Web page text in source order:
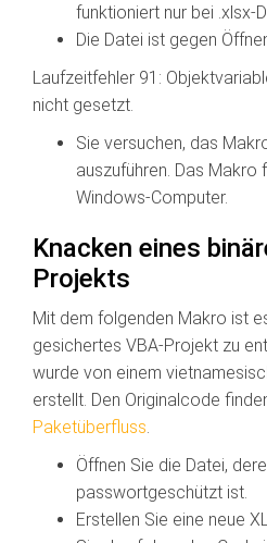
funktioniert nur bei .xlsx-
Die Datei ist gegen
Laufzeitfehler 91:
nicht gesetzt.
Sie versuchen, das
auszuführen. Das Makro
Windows-Computer.
Knacken eines
Projekts
Mit dem folgenden Makro ist
gesichertes VBA-Projekt zu
wurde von einem
erstellt. Den Originalcode
Paketüberfluss
Öffnen Sie die Datei,
passwortgeschützt ist.
Erstellen Sie eine neue